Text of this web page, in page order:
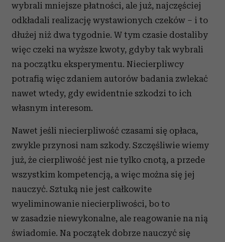
wybrali mniejsze płatności, ale już, najczęściej
odkładali realizację wystawionych czeków – i to
dłużej niż dwa tygodnie. W tym czasie dostaliby
więc czeki na wyższe kwoty, gdyby tak wybrali
na początku eksperymentu. Niecierpliwcy
potrafią więc zdaniem autorów badania zwlekać
nawet wtedy, gdy ewidentnie szkodzi to ich
własnym interesom.
Nawet jeśli niecierpliwość czasami się opłaca,
zwykle przynosi nam szkody. Szczęśliwie wiemy
już, że cierpliwość jest nie tylko cnotą, a przede
wszystkim kompetencją, a więc można się jej
nauczyć. Sztuką nie jest całkowite
wyeliminowanie niecierpliwości, bo to
w zasadzie niewykonalne, ale reagowanie na nią
świadomie. Na początek dobrze nauczyć się